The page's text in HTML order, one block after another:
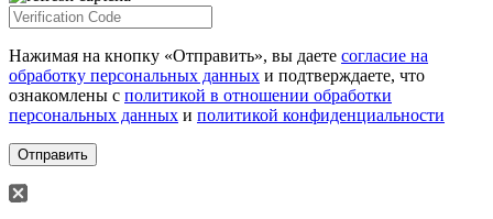
Нажимая на кнопку «Отправить», вы даете согласие на
обработку персональных данных и подтверждаете, что
ознакомлены с политикой в отношении обработки
персональных данных и политикой конфиденциальности